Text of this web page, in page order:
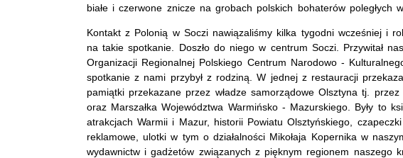
białe i czerwone znicze na grobach polskich bohaterów poległych
Kontakt z Polonią w Soczi nawiązaliśmy kilka tygodni wcześniej i
na takie spotkanie. Doszło do niego w centrum Soczi. Przywitał
Organizacji Regionalnej Polskiego Centrum Narodowo -
spotkanie z nami przybył z rodziną. W jednej z restauracji
pamiątki przekazane przez władze samorządowe Olsztyna tj.
oraz Marszałka Województwa Warmińsko - Mazurskiego. Były to
atrakcjach Warmii i Mazur, historii Powiatu Olsztyńskiego,
reklamowe, ulotki w tym o działalności Mikołaja Kopernika w
wydawnictw i gadżetów związanych z pięknym regionem naszego